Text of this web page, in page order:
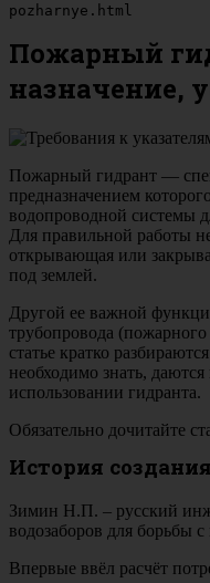
pozharnye.html
Пожарный
назначение,
Пожарный гидрант —
предназначением
водопроводной системы
Для правильной работы
открывающая или
под землей.
Другой ее важной
трубопровода
статье кратко
необходимо знать,
использовании гидранта.
Обязательно дочитайте
История создания
Зимин Н.П. – русский
водозаборов для борьбы
Впервые ввёл расчёт